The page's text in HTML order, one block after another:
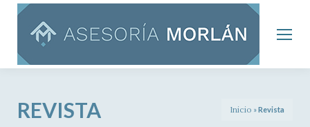
REVISTA Inicio »Revista